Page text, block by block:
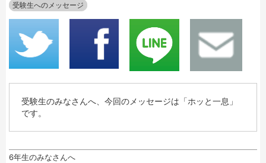
受験生へのメッセージ
受験生のみなさんへ、今回のメッセージは「ホッと一息」
です。
6年生のみなさんへ